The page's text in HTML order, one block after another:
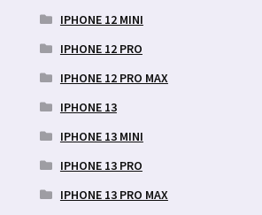
IPHONE 12 MINI
IPHONE 12 PRO
IPHONE 12 PRO MAX
IPHONE 13
IPHONE 13 MINI
IPHONE 13 PRO
IPHONE 13 PRO MAX